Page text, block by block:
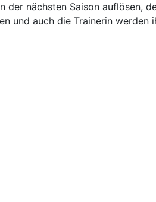
der nächsten Saison auflösen,
und auch die Trainerin werden